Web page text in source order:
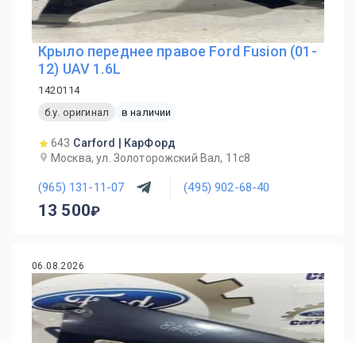
Крыло переднее правое Ford Fusion (01-
12) UAV 1.6L
1420114
б.у. оригинал
в наличии
643 Carford | КарФорд
Москва, ул. Золоторожский Вал, 11с8
(965) 131-11-07 (495) 902-68-40
13 500
06.08.2026